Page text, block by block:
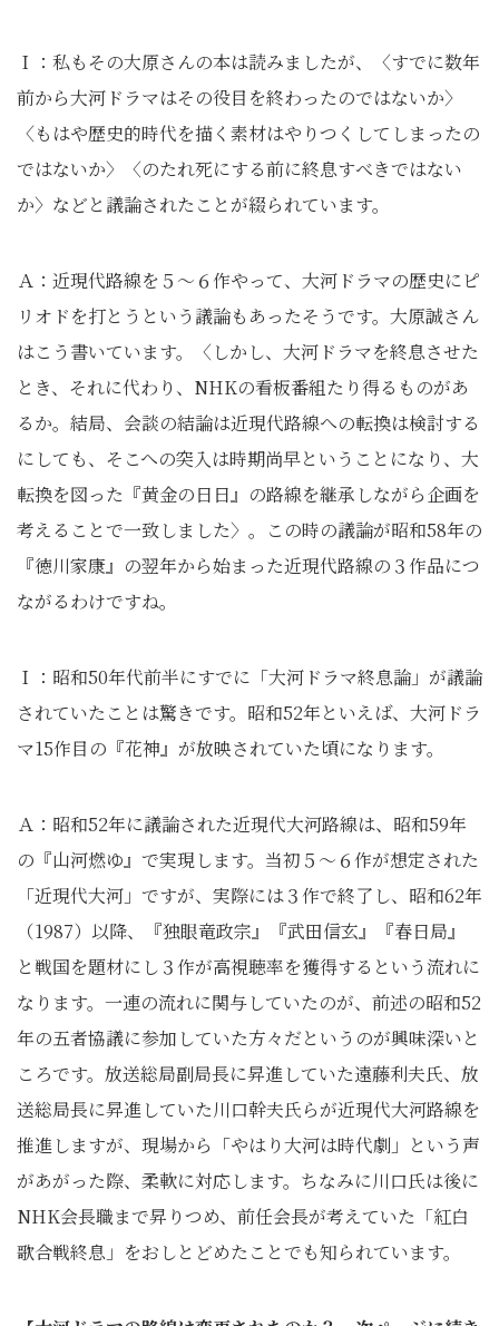
Ｉ：私もその大原さんの本は読みましたが、〈すでに数年
前から大河ドラマはその役目を終わったのではないか〉
〈もはや歴史的時代を描く素材はやりつくしてしまったの
ではないか〉〈のたれ死にする前に終息すべきではない
か〉などと議論されたことが綴られています。
Ａ：近現代路線を５～６作やって、大河ドラマの歴史にピ
リオドを打とうという議論もあったそうです。大原誠さん
はこう書いています。〈しかし、大河ドラマを終息させた
とき、それに代わり、NHKの看板番組たり得るものがあ
るか。結局、会談の結論は近現代路線への転換は検討する
にしても、そこへの突入は時期尚早ということになり、大
転換を図った『黄金の日日』の路線を継承しながら企画を
考えることで一致しました〉。この時の議論が昭和58年の
『徳川家康』の翌年から始まった近現代路線の３作品につ
ながるわけですね。
Ｉ：昭和50年代前半にすでに「大河ドラマ終息論」が議論
されていたことは驚きです。昭和52年といえば、大河ドラ
マ15作目の『花神』が放映されていた頃になります。
Ａ：昭和52年に議論された近現代大河路線は、昭和59年
の『山河燃ゆ』で実現します。当初５～６作が想定された
「近現代大河」ですが、実際には３作で終了し、昭和62年
（1987）以降、『独眼竜政宗』『武田信玄』『春日局』
と戦国を題材にし３作が高視聴率を獲得するという流れに
なります。一連の流れに関与していたのが、前述の昭和52
年の五者協議に参加していた方々だというのが興味深いと
ころです。放送総局副局長に昇進していた遠藤利夫氏、放
送総局長に昇進していた川口幹夫氏らが近現代大河路線を
推進しますが、現場から「やはり大河は時代劇」という声
があがった際、柔軟に対応します。ちなみに川口氏は後に
NHK会長職まで昇りつめ、前任会長が考えていた「紅白
歌合戦終息」をおしとどめたことでも知られています。